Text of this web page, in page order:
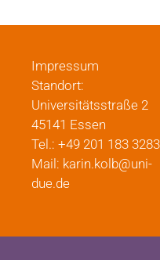
Impressum
Standort:
Universitätsstraße 2
45141 Essen
Tel.: +49 201 183 3283
Mail: karin.kolb@uni-
due.de